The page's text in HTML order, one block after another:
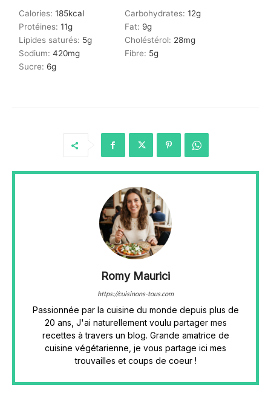
Calories: 185kcal Carbohydrates: 12g
Protéines: 11g Fat: 9g
Lipides saturés: 5g Choléstérol: 28mg
Sodium: 420mg Fibre: 5g
Sucre: 6g
Romy Maurici
https://cuisinons-tous.com
Passionnée par la cuisine du monde depuis plus de
20 ans, J'ai naturellement voulu partager mes
recettes à travers un blog. Grande amatrice de
cuisine végétarienne, je vous partage ici mes
trouvailles et coups de coeur !